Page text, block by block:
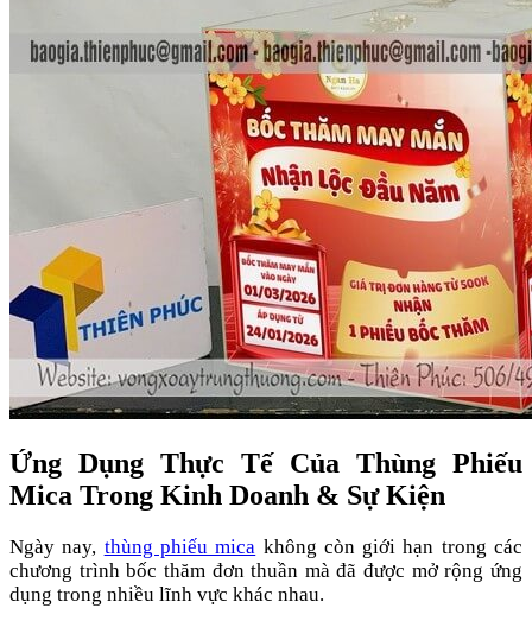
Ứng Dụng Thực Tế Của Thùng Phiếu
Mica Trong Kinh Doanh & Sự Kiện
Ngày nay, thùng phiếu mica không còn giới hạn trong các
chương trình bốc thăm đơn thuần mà đã được mở rộng ứng
dụng trong nhiều lĩnh vực khác nhau.